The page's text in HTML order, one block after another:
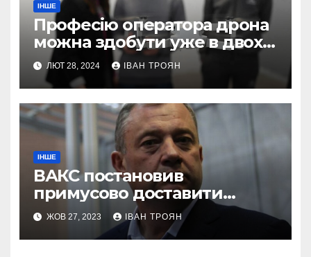
ІНШЕ
Професію оператора дрона
можна здобути уже в двох
профтехах Львівщини
ЛЮТ 28, 2024 ІВАН ТРОЯН
ІНШЕ
ВАКС постановив
примусово доставити
Дубневича до суду
ЖОВ 27, 2023 ІВАН ТРОЯН